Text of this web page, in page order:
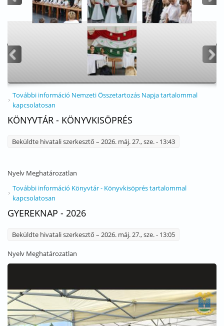
További információ Nemzeti Összetartozás Napja tartalommal
kapcsolatosan
KÖNYVTÁR - KÖNYVKISÖPRÉS
Beküldte hivatali szerkesztő – 2026. máj. 27., sze. - 13:43
Nyelv Meghatározatlan
További információ Könyvtár - Könyvkisöprés tartalommal
kapcsolatosan
GYEREKNAP - 2026
Beküldte hivatali szerkesztő – 2026. máj. 27., sze. - 13:05
Nyelv Meghatározatlan